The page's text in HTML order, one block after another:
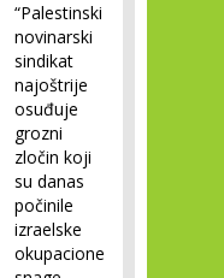
“Palestinski
novinarski
sindikat
najoštrije
osuđuje
grozni
zločin koji
su danas
počinile
izraelske
okupacione